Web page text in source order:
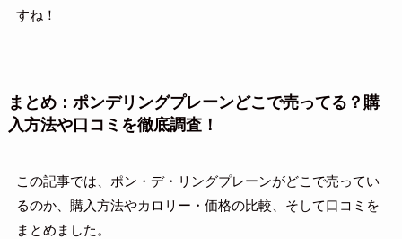
すね！
まとめ：ポンデリングプレーンどこで売ってる？購
入方法や口コミを徹底調査！
この記事では、ポン・デ・リングプレーンがどこで売ってい
るのか、購入方法やカロリー・価格の比較、そして口コミを
まとめました。